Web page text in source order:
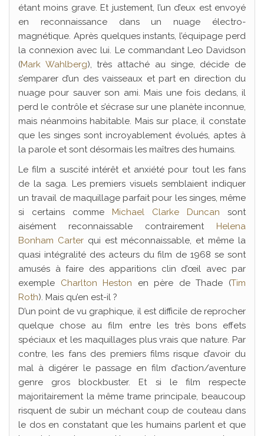
étant moins grave. Et justement, l’un d’eux est envoyé
en reconnaissance dans un nuage électro-
magnétique. Après quelques instants, l’équipage perd
la connexion avec lui. Le commandant Leo Davidson
(Mark Wahlberg), très attaché au singe, décide de
s’emparer d’un des vaisseaux et part en direction du
nuage pour sauver son ami. Mais une fois dedans, il
perd le contrôle et s’écrase sur une planète inconnue,
mais néanmoins habitable. Mais sur place, il constate
que les singes sont incroyablement évolués, aptes à
la parole et sont désormais les maîtres des humains.
Le film a suscité intérêt et anxiété pour tout les fans
de la saga. Les premiers visuels semblaient indiquer
un travail de maquillage parfait pour les singes, même
si certains comme Michael Clarke Duncan sont
aisément reconnaissable contrairement Helena
Bonham Carterqui est méconnaissable, et même la
quasi intégralité des acteurs du film de 1968 se sont
amusés à faire des apparitions clin d’œil avec par
exemple Charlton Heston en père de Thade (Tim
Roth). Mais qu’en est-il ?
D’un point de vu graphique, il est difficile de reprocher
quelque chose au film entre les très bons effets
spéciaux et les maquillages plus vrais que nature. Par
contre, les fans des premiers films risque d’avoir du
mal à digérer le passage en film d’action/aventure
genre gros blockbuster. Et si le film respecte
majoritairement la même trame principale, beaucoup
risquent de subir un méchant coup de couteau dans
le dos en constatant que les humains parlent et que